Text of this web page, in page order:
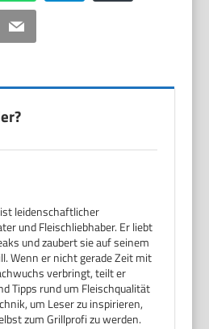
Email
leidenschaftlicher
und Fleischliebhaber. Er liebt
und zaubert sie auf seinem
Wenn er nicht gerade Zeit mit
verbringt, teilt er
Tipps rund um Fleischqualität
um Leser zu inspirieren,
zum Grillprofi zu werden.